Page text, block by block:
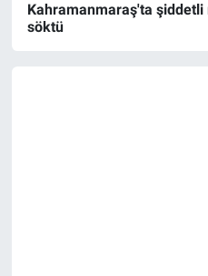
Kahramanmaraş'ta
söktü